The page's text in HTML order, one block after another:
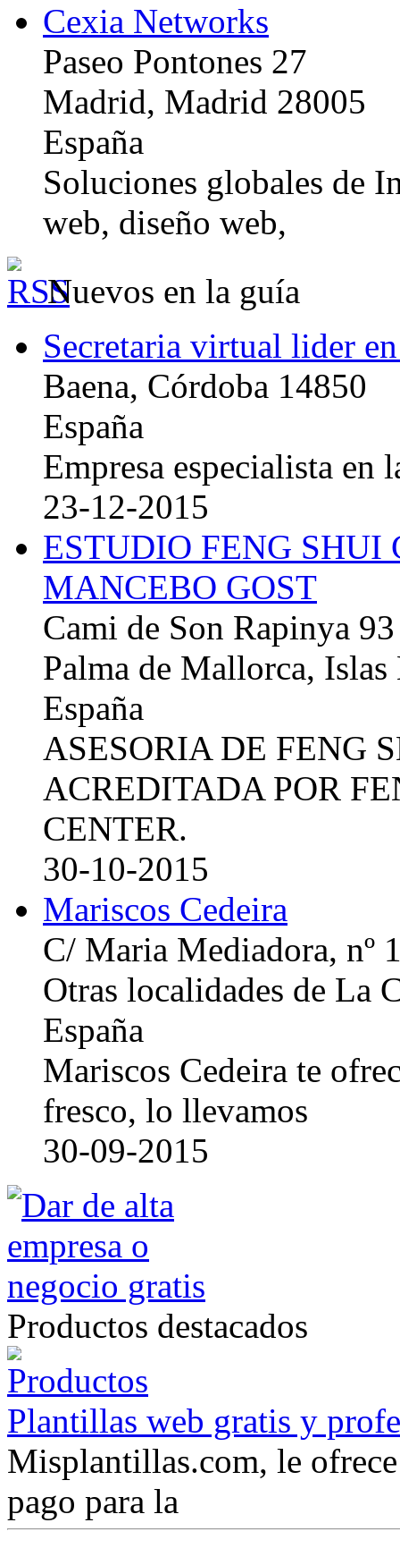
Cexia Networks
Paseo Pontones 27
Madrid, Madrid 28005
España
Soluciones globales de
web, diseño web,
Nuevos en la guía
Secretaria virtual lider
Baena, Córdoba 14850
España
Empresa especialista en
23-12-2015
ESTUDIO FENG
MANCEBO GOST
Cami de Son Rapinya 93
Palma de Mallorca, Islas
España
ASESORIA DE FENG
ACREDITADA POR
CENTER.
30-10-2015
Mariscos Cedeira
C/ Maria Mediadora, nº
Otras localidades de La
España
Mariscos Cedeira te
fresco, lo llevamos
30-09-2015
Productos destacados
Plantillas web gratis y
Misplantillas.com, le
pago para la